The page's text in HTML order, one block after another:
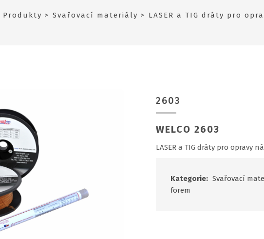
Produkty Svařovací materiály LASER a TIG dráty pro
2603
WELCO 2603
LASER a TIG dráty pro opravy
Kategorie: Svařovací
forem